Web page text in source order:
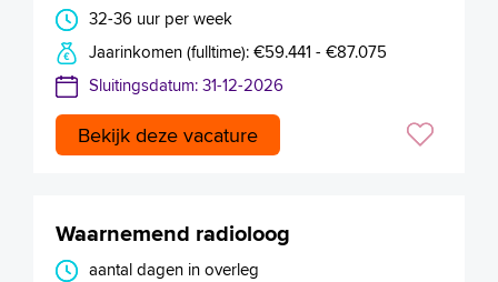
32-36 uur per week
Jaarinkomen (fulltime): €59.441 - €87.075
Sluitingsdatum: 31-12-2026
Bekijk deze vacature
Waarnemend radioloog
aantal dagen in overleg